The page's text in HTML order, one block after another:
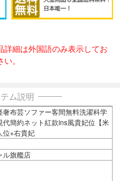
詳細は外国語のみ表示してお
。
ム説明
奢布芸ソファー客間無料洗濯科学
代簡約ネット紅款ins風貴妃位【米
位+右貴妃
ル旗艦店